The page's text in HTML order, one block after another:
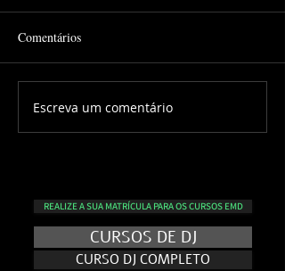
PlayList DJ no Formato
''M3U''
Comentários
Escreva um comentário
REALIZE A SUA MATRÍCULA PARA OS CURSOS EMD
CURSOS DE DJ
CURSO DJ COMPLETO